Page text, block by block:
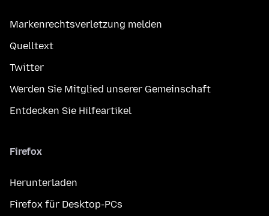
Markenrechtsverletzung melden
Quelltext
Twitter
Werden Sie Mitglied unserer Gemeinschaft
Entdecken Sie Hilfeartikel
Firefox
Herunterladen
Firefox für Desktop-PCs